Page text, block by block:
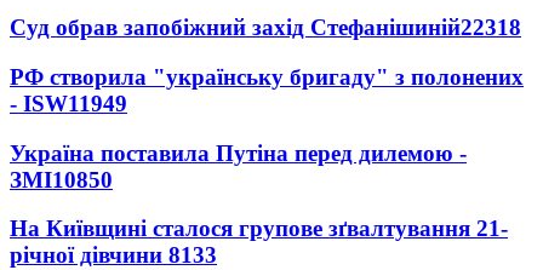
Суд обрав запобіжний захід Стефанішиній22318
РФ створила "українську бригаду" з полонених
- ISW11949
Україна поставила Путіна перед дилемою -
ЗМІ10850
На Київщині сталося групове зґвалтування 21-
річної дівчини 8133